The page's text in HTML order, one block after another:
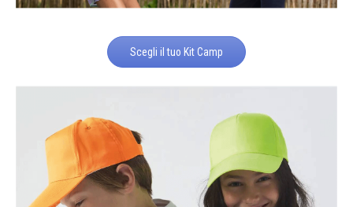
Scegli il tuo Kit Camp